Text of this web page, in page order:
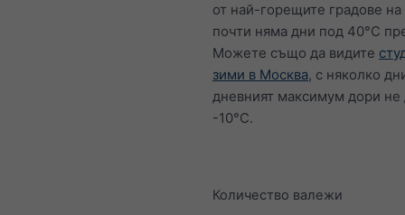
от най-горещите градове
почти няма дни под 40°C
Можете също да видите
зими в Москва, с няколко
дневният максимум дори не
-10°C.
Количество валежи